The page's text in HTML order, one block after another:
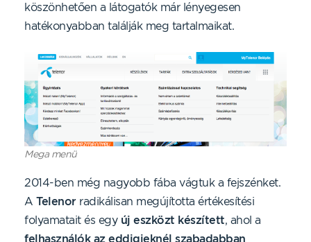
köszönhetően a látogatók már lényegesen
hatékonyabban találják meg tartalmaikat.
Mega menü
2014-ben még nagyobb fába vágtuk a fejszénket.
A Telenorradikálisan megújította értékesítési
folyamatait és egy új eszközt készített, ahol a
felhasználók az eddigieknél szabadabban